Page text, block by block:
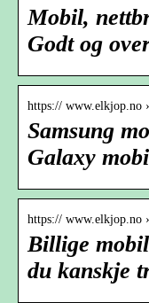
Mobil,
Godt og
https:// www.elkjop.no
Samsung
Galaxy
https:// www.elkjop.no
Billige
du kanskje